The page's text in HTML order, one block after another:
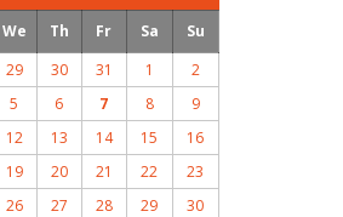
We Th Fr Sa
Su
29 30 31 1
2
5 6 7 8
9
12 13 14 15
16
19 20 21 22
23
26 27 28 29
30